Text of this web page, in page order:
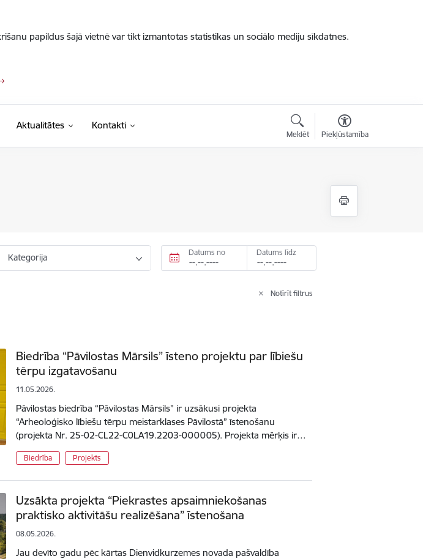
papildus šajā vietnē var tikt izmantotas statistikas un sociālo mediju sīkdatnes.
Aktualitātes Kontakti
Meklēt Piekļūstamība
Kategorija Datums no Datums līdz
Notīrīt filtrus
Biedrība “Pāvilostas Mārsils” īsteno projektu par lībiešu
tērpu izgatavošanu
11.05.2026.
Pāvilostas biedrība “Pāvilostas Mārsils” ir uzsākusi projekta
“Arheoloģisko lībiešu tērpu meistarklases Pāvilostā” īstenošanu
(projekta Nr. 25-02-CL22-C0LA19.2203-000005). Projekta mērķis ir…
Biedrība Projekts
Uzsākta projekta “Piekrastes apsaimniekošanas
praktisko aktivitāšu realizēšana” īstenošana
08.05.2026.
Jau devīto gadu pēc kārtas Dienvidkurzemes novada pašvaldība